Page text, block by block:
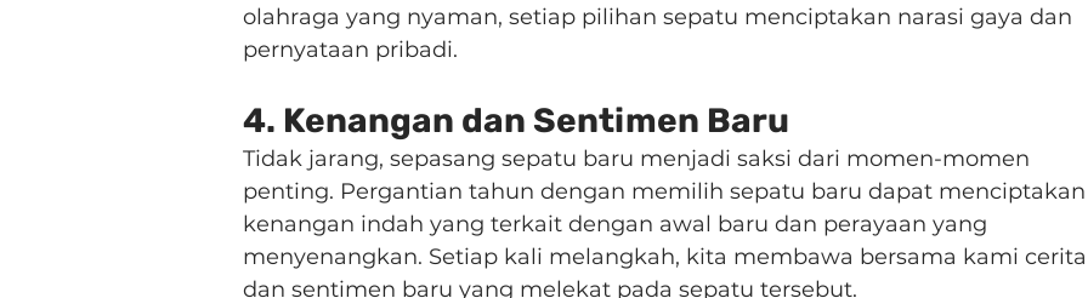
olahraga yang nyaman, setiap pilihan sepatu menciptakan narasi gaya dan
pernyataan pribadi.
4. Kenangan dan Sentimen Baru
Tidak jarang, sepasang sepatu baru menjadi saksi dari momen-momen
penting. Pergantian tahun dengan memilih sepatu baru dapat menciptakan
kenangan indah yang terkait dengan awal baru dan perayaan yang
menyenangkan. Setiap kali melangkah, kita membawa bersama kami cerita
dan sentimen baru yang melekat pada sepatu tersebut.